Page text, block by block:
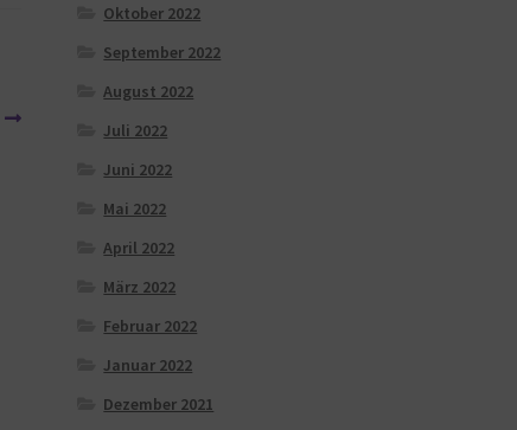
Oktober 2022
September 2022
August 2022
Juli 2022
Juni 2022
Mai 2022
April 2022
März 2022
Februar 2022
Januar 2022
Dezember 2021